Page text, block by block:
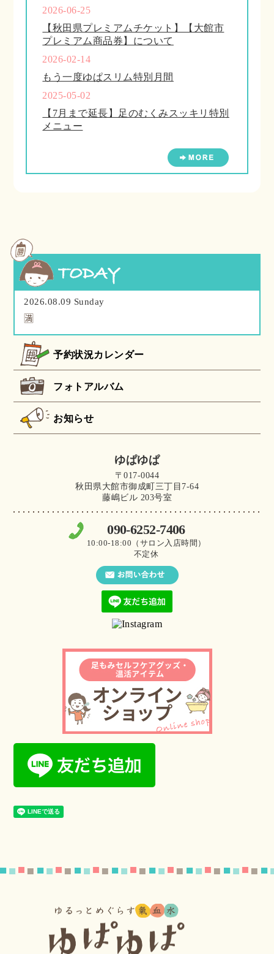
2026-06-25
【秋田県プレミアムチケット】【大館市
プレミアム商品券】について
2026-02-14
もう一度ゆぱスリム特別月間
2025-05-02
【7月まで延長】足のむくみスッキリ特別
メニュー
2026.08.09 Sunday
🈵
予約状況カレンダー
フォトアルバム
お知らせ
ゆぱゆぱ
〒017-0044
秋田県大館市御成町三丁目7-64
藤嶋ビル 203号室
090-6252-7406
10:00-18:00（サロン入店時間）
不定休